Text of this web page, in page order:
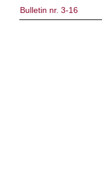
Bulletin nr. 3-16